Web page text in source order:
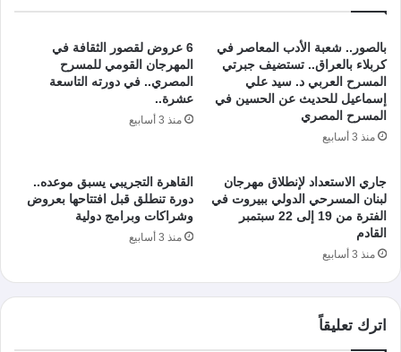
بالصور.. شعبة الأدب المعاصر في
كربلاء بالعراق.. تستضيف جبرتي
المسرح العربي د. سيد علي
إسماعيل للحديث عن الحسين في
المسرح المصري
منذ 3 أسابيع
6 عروض لقصور الثقافة في
المهرجان القومي للمسرح
المصري.. في دورته التاسعة
عشرة..
منذ 3 أسابيع
جاري الاستعداد لإنطلاق مهرجان
لبنان المسرحي الدولي ببيروت في
الفترة من 19 إلى 22 سبتمبر
القادم
منذ 3 أسابيع
القاهرة التجريبي يسبق موعده..
دورة تنطلق قبل افتتاحها بعروض
وشراكات وبرامج دولية
منذ 3 أسابيع
اترك تعليقاً